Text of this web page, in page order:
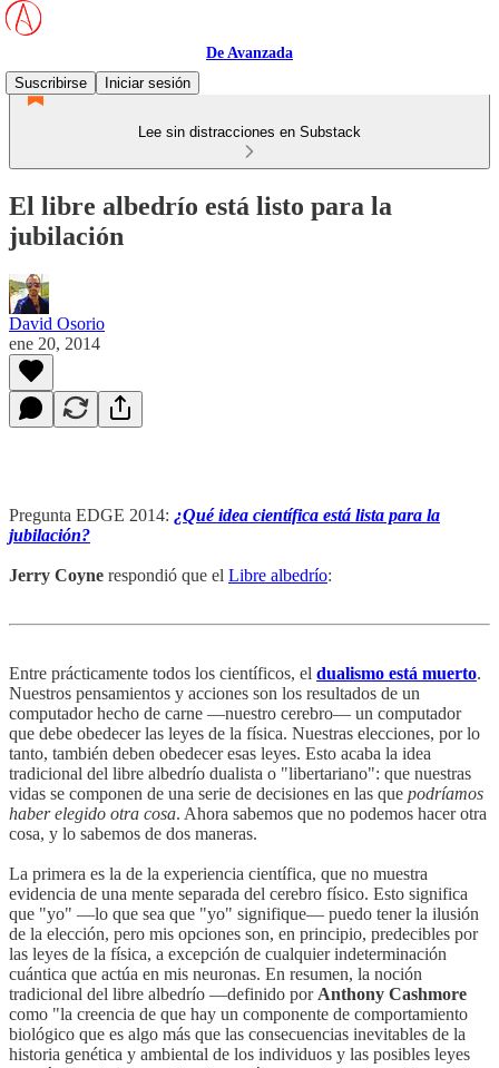
De Avanzada
Suscribirse
Iniciar sesión
Lee sin distracciones en Substack
El libre albedrío está listo para la
jubilación
David Osorio
ene 20, 2014
Pregunta EDGE 2014: ¿Qué idea científica está lista para la
jubilación?
Jerry Coyne respondió que el Libre albedrío:
Entre prácticamente todos los científicos, el dualismo está muerto.
Nuestros pensamientos y acciones son los resultados de un
computador hecho de carne —nuestro cerebro— un computador
que debe obedecer las leyes de la física. Nuestras elecciones, por lo
tanto, también deben obedecer esas leyes. Esto acaba la idea
tradicional del libre albedrío dualista o "libertariano": que nuestras
vidas se componen de una serie de decisiones en las que podríamos
haber elegido otra cosa. Ahora sabemos que no podemos hacer otra
cosa, y lo sabemos de dos maneras.
La primera es la de la experiencia científica, que no muestra
evidencia de una mente separada del cerebro físico. Esto significa
que "yo" —lo que sea que "yo" signifique— puedo tener la ilusión
de la elección, pero mis opciones son, en principio, predecibles por
las leyes de la física, a excepción de cualquier indeterminación
cuántica que actúa en mis neuronas. En resumen, la noción
tradicional del libre albedrío —definido por Anthony Cashmore
como "la creencia de que hay un componente de comportamiento
biológico que es algo más que las consecuencias inevitables de la
historia genética y ambiental de los individuos y las posibles leyes